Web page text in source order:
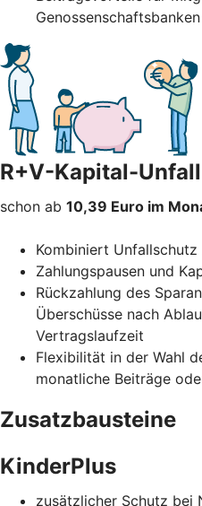
Genossenschaftsbanken
R+V-Kapital-
schon ab 10,39 Euro im
Kombiniert
Zahlungspausen und
Rückzahlung des
Überschüsse nach
Vertragslaufzeit
Flexibilität in der Wahl
monatliche Beiträge
Zusatzbausteine
KinderPlus
zusätzlicher Schutz bei